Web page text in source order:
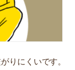
りにくいです。